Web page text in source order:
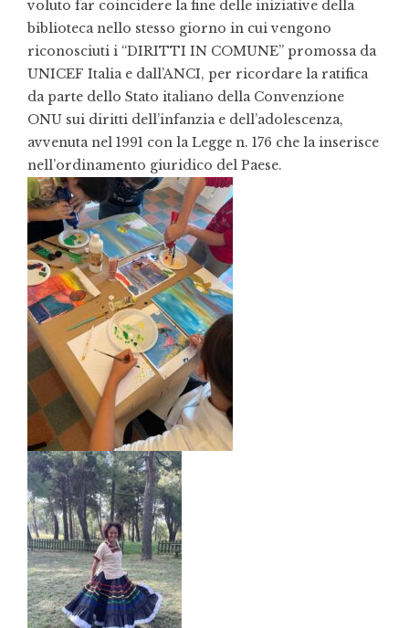
voluto far coincidere la fine delle iniziative della
biblioteca nello stesso giorno in cui vengono
riconosciuti i “DIRITTI IN COMUNE” promossa da
UNICEF Italia e dall’ANCI, per ricordare la ratifica
da parte dello Stato italiano della Convenzione
ONU sui diritti dell’infanzia e dell’adolescenza,
avvenuta nel 1991 con la Legge n. 176 che la inserisce
nell’ordinamento giuridico del Paese.